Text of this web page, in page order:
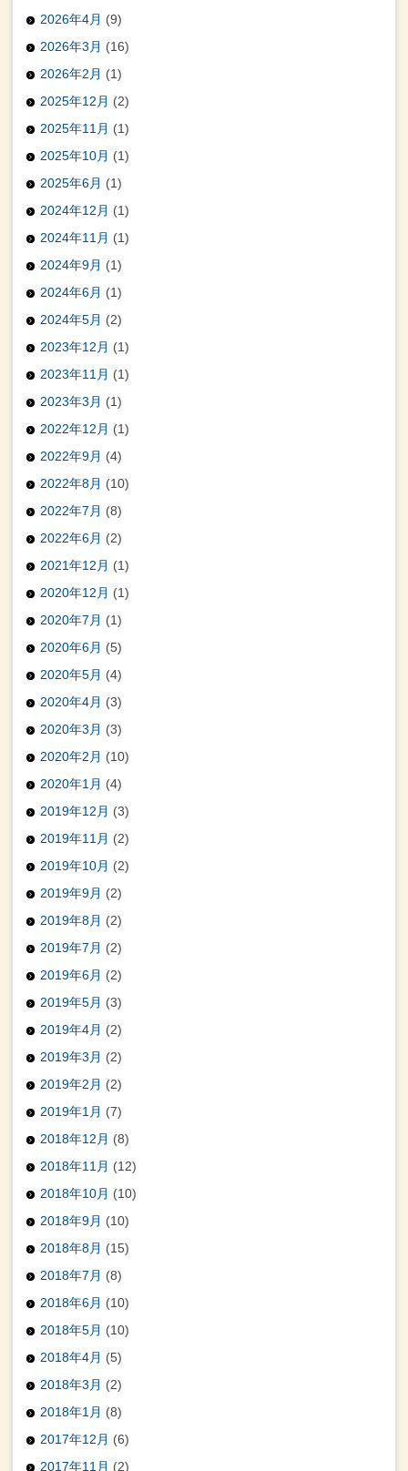
2026年4月 (9)
2026年3月 (16)
2026年2月 (1)
2025年12月 (2)
2025年11月 (1)
2025年10月 (1)
2025年6月 (1)
2024年12月 (1)
2024年11月 (1)
2024年9月 (1)
2024年6月 (1)
2024年5月 (2)
2023年12月 (1)
2023年11月 (1)
2023年3月 (1)
2022年12月 (1)
2022年9月 (4)
2022年8月 (10)
2022年7月 (8)
2022年6月 (2)
2021年12月 (1)
2020年12月 (1)
2020年7月 (1)
2020年6月 (5)
2020年5月 (4)
2020年4月 (3)
2020年3月 (3)
2020年2月 (10)
2020年1月 (4)
2019年12月 (3)
2019年11月 (2)
2019年10月 (2)
2019年9月 (2)
2019年8月 (2)
2019年7月 (2)
2019年6月 (2)
2019年5月 (3)
2019年4月 (2)
2019年3月 (2)
2019年2月 (2)
2019年1月 (7)
2018年12月 (8)
2018年11月 (12)
2018年10月 (10)
2018年9月 (10)
2018年8月 (15)
2018年7月 (8)
2018年6月 (10)
2018年5月 (10)
2018年4月 (5)
2018年3月 (2)
2018年1月 (8)
2017年12月 (6)
2017年11月 (2)